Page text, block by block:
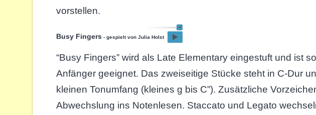
vorstellen.
Busy Fingers - gespielt von Julia Holst
“Busy Fingers” wird als Late Elementary eingestuft und ist
Anfänger geeignet. Das zweiseitige Stücke steht in C-Dur
kleinen Tonumfang (kleines g bis C”). Zusätzliche
Abwechslung ins Notenlesen. Staccato und Legato